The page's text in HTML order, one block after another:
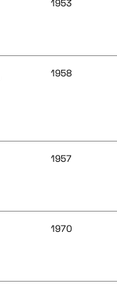
1953
1958
1957
1970